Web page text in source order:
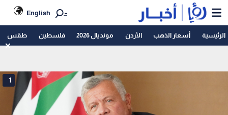
English
الرئيسية أسعار الذهب الأردن مونديال 2026 فلسطين طقس
1